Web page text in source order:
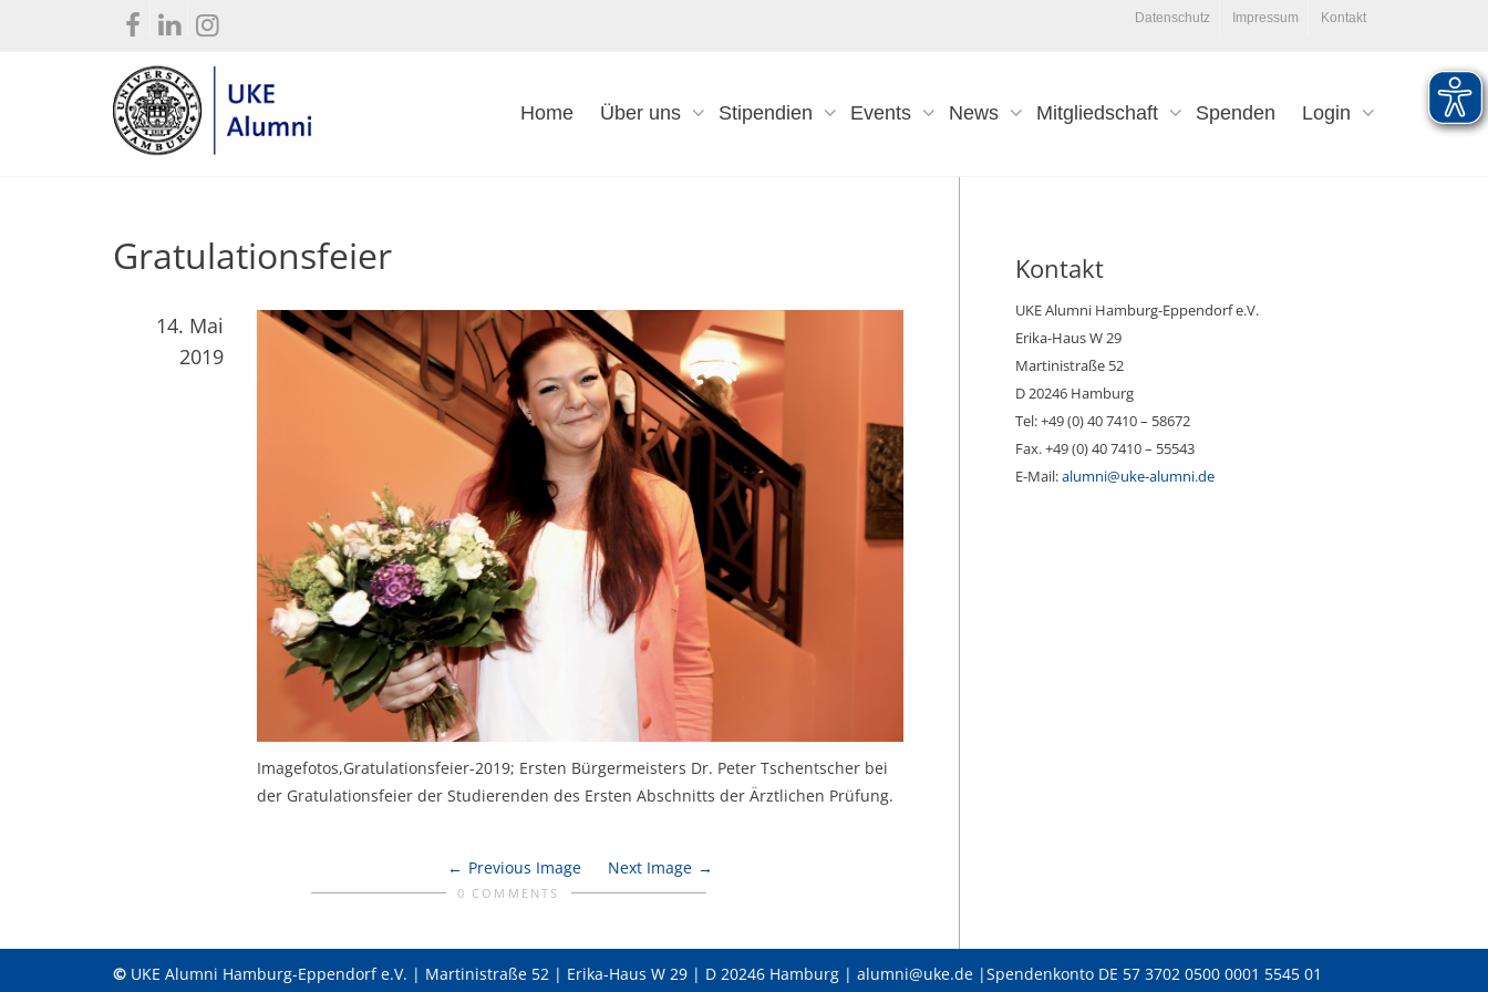
Datenschutz Impressum Kontakt
Home Über uns Stipendien Events News Mitgliedschaft Spenden Login
Gratulationsfeier
14. Mai
2019
Imagefotos,Gratulationsfeier-2019; Ersten Bürgermeisters Dr. Peter Tschentscher bei
der Gratulationsfeier der Studierenden des Ersten Abschnitts der Ärztlichen Prüfung.
Previous Image Next Image
0 COMMENTS
Kontakt
UKE Alumni Hamburg-Eppendorf e.V.
Erika-Haus W 29
Martinistraße 52
D 20246 Hamburg
Tel: +49 (0) 40 7410 – 58672
Fax. +49 (0) 40 7410 – 55543
E-Mail:alumni@uke-alumni.de
© UKE Alumni Hamburg-Eppendorf e.V. | Martinistraße 52 | Erika-Haus W 29 | D 20246 Hamburg | alumni@uke.de |Spendenkonto DE 57 3702 0500 0001 5545 01